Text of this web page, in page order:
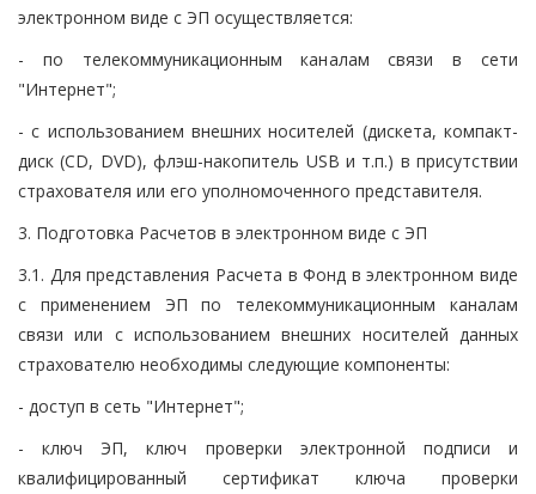
электронном виде с ЭП осуществляется:
- по телекоммуникационным каналам связи в сети
"Интернет";
- с использованием внешних носителей (дискета, компакт-
диск (CD, DVD), флэш-накопитель USB и т.п.) в присутствии
страхователя или его уполномоченного представителя.
3. Подготовка Расчетов в электронном виде с ЭП
3.1. Для представления Расчета в Фонд в электронном виде
с применением ЭП по телекоммуникационным каналам
связи или с использованием внешних носителей данных
страхователю необходимы следующие компоненты:
- доступ в сеть "Интернет";
- ключ ЭП, ключ проверки электронной подписи и
квалифицированный сертификат ключа проверки